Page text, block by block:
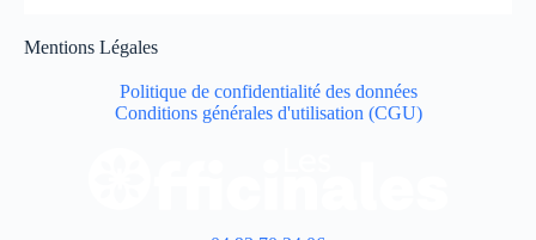
Mentions Légales
Politique de confidentialité des données
Conditions générales d'utilisation (CGU)